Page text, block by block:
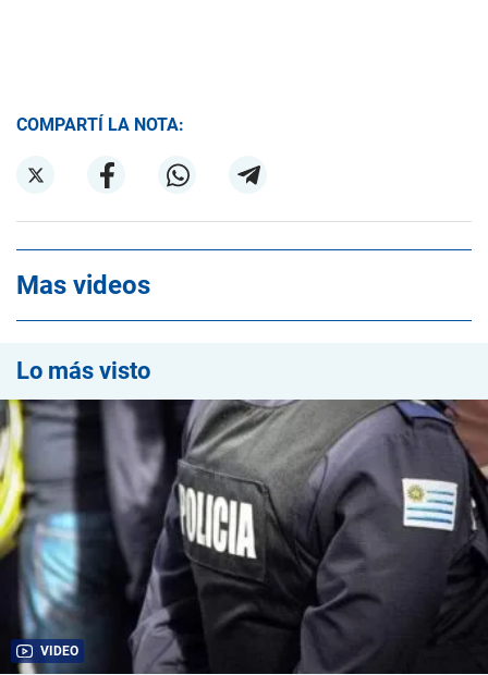
COMPARTÍ LA NOTA:
Mas videos
Lo más visto
VIDEO